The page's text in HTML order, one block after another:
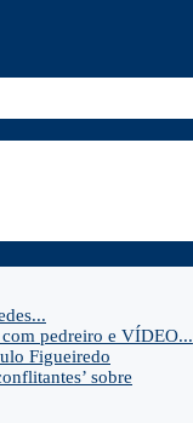
com pedreiro e VÍDEO...
Figueiredo
sobre